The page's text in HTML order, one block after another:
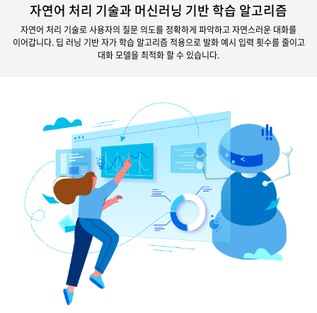
자연어 처리 기술과 머신러닝 기반 학습 알고리즘
자연어 처리 기술로 사용자의 질문 의도를 정확하게 파악하고 자연스러운 대화를
이어갑니다.딥 러닝 기반 자가 학습 알고리즘 적용으로 발화 예시 입력 횟수를 줄이고
대화 모델을 최적화 할 수 있습니다.